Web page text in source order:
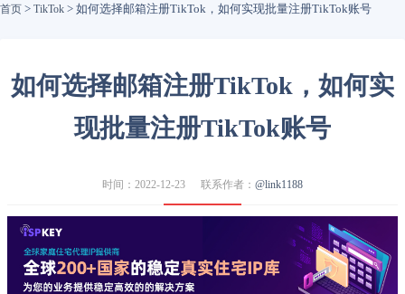
首页 > TikTok > 如何选择邮箱注册TikTok，如何实现批量注册TikTok账号
如何选择邮箱注册TikTok，如何实
现批量注册TikTok账号
时间：2022-12-23 联系作者： @link1188